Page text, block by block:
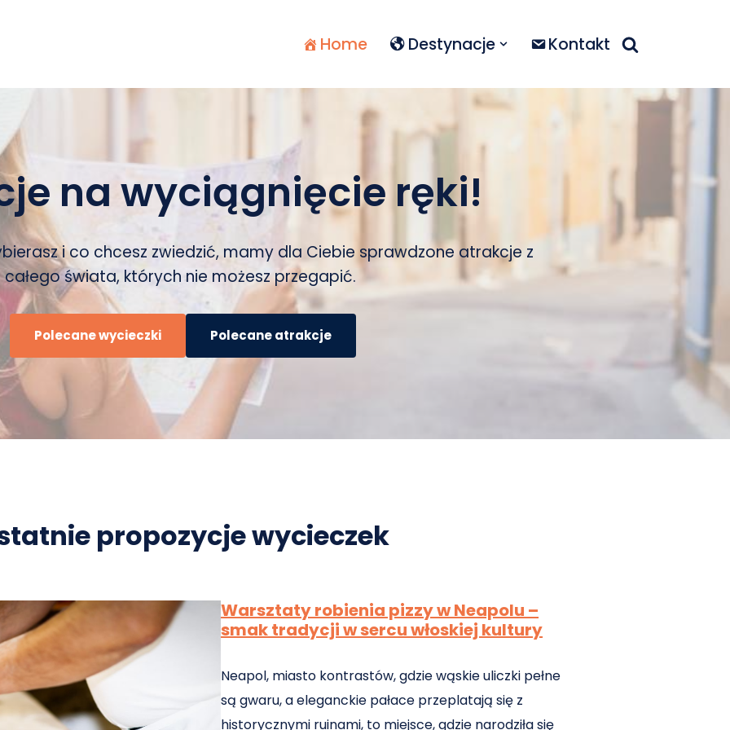
Home Destynacje Kontakt
na wyciągnięcie ręki!
i co chcesz zwiedzić, mamy dla Ciebie sprawdzone atrakcje z
całego świata, których nie możesz przegapić.
Polecane wycieczki Polecane atrakcje
propozycje wycieczek
Warsztaty robienia pizzy w Neapolu –
smak tradycji w sercu włoskiej kultury
Neapol, miasto kontrastów, gdzie wąskie uliczki pełne
są gwaru, a eleganckie pałace przeplatają się z
historycznymi ruinami, to miejsce, gdzie narodziła się